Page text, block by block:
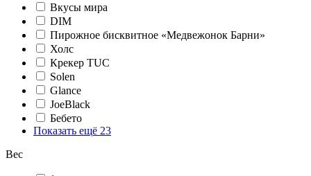
Вкусы мира
DIM
Пирожное бисквитное «Медвежонок Барни»
Холс
Крекер TUC
Solen
Glance
JoeBlack
Бебето
Показать ещё 23
Вес